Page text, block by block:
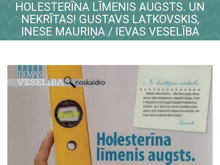
HOLESTERĪNA LĪMENIS AUGSTS. UN
NEKRĪTAS! GUSTAVS LATKOVSKIS,
INESE MAURIŅA / IEVAS VESELĪBA